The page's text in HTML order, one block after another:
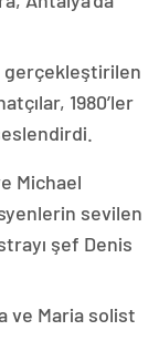
gerçekleştirilen
1980’ler
Michael
sevilen
şef Denis
ve Maria solist